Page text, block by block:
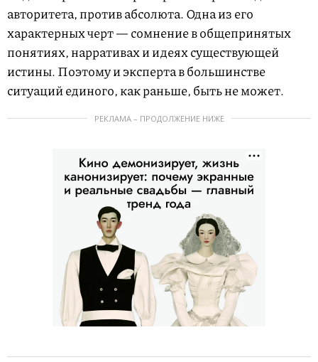
авторитета, против абсолюта. Одна из его
характерных черт — сомнение в общепринятых
понятиях, нарративах и идеях существующей
истины. Поэтому и эксперта в большинстве
ситуаций единого, как раньше, быть не может.
РЕКЛАМА – ПРОДОЛЖЕНИЕ НИЖЕ